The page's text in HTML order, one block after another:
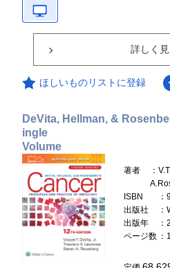
詳しく見
ほしいものリストに登録
DeVita, Hellman, &
ingle
Volume
著者
：
ISBN
出版社
出版年
ページ数